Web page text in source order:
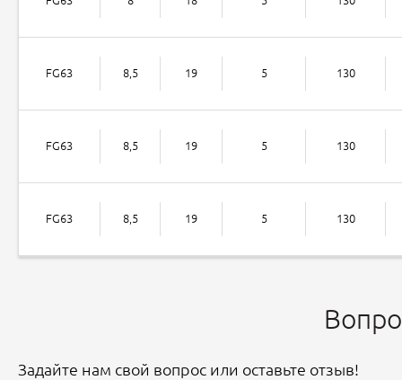
FG63 8,5 19 5 130
FG63 8,5 19 5 130
FG63 8,5 19 5 130
Задайте нам свой вопрос или оставьте отзыв!